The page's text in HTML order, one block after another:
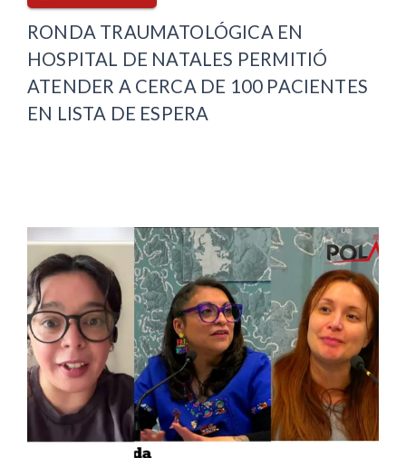
RONDA TRAUMATOLÓGICA EN
HOSPITAL DE NATALES PERMITIÓ
ATENDER A CERCA DE 100 PACIENTES
EN LISTA DE ESPERA